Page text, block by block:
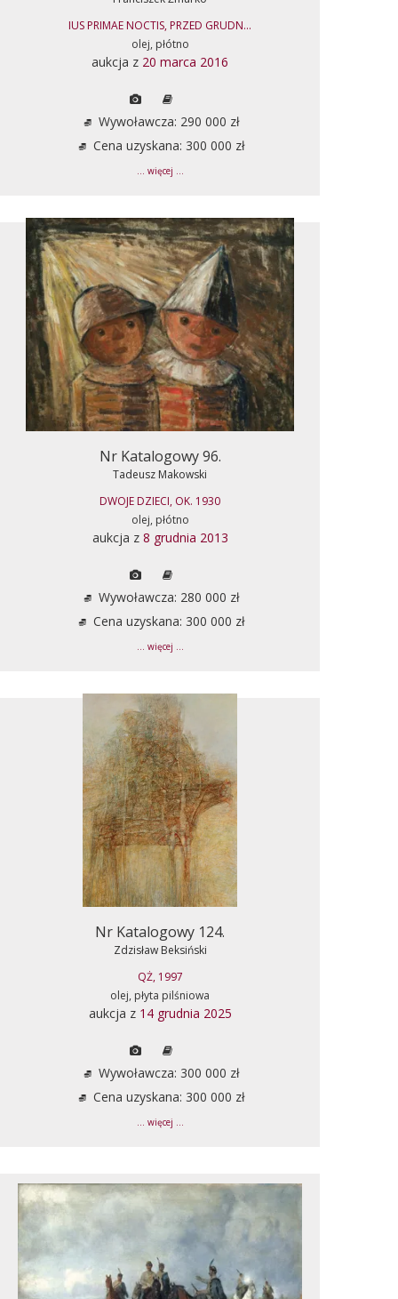
IUS PRIMAE NOCTIS, PRZED GRUDN...
olej, płótno
aukcja z 20 marca 2016
Wywoławcza: 290 000 zł
Cena uzyskana: 300 000 zł
... więcej ...
Nr Katalogowy 96.
Tadeusz Makowski
DWOJE DZIECI, OK. 1930
olej, płótno
aukcja z 8 grudnia 2013
Wywoławcza: 280 000 zł
Cena uzyskana: 300 000 zł
... więcej ...
Nr Katalogowy 124.
Zdzisław Beksiński
QŻ, 1997
olej, płyta pilśniowa
aukcja z 14 grudnia 2025
Wywoławcza: 300 000 zł
Cena uzyskana: 300 000 zł
... więcej ...